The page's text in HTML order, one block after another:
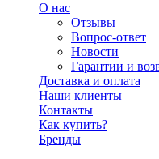
О нас
Отзывы
Вопрос-ответ
Новости
Гарантии и
Доставка и оплата
Наши клиенты
Контакты
Как купить?
Бренды